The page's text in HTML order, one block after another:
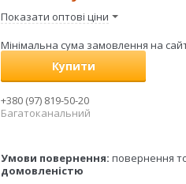
Показати оптові ціни
Мінімальна сума замовлення на
Купити
+380 (97) 819-50-20
Багатоканальний
повернення
домовленістю